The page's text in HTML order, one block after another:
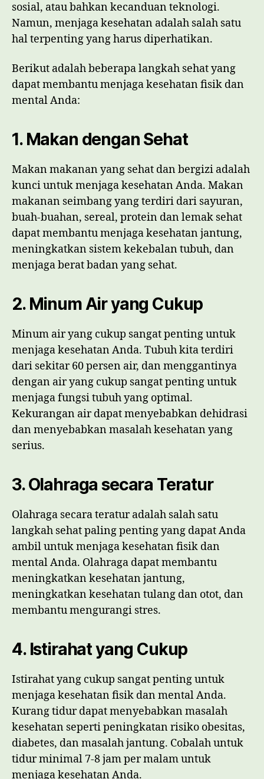
sosial, atau bahkan kecanduan teknologi.
Namun, menjaga kesehatan adalah salah satu
hal terpenting yang harus diperhatikan.
Berikut adalah beberapa langkah sehat yang
dapat membantu menjaga kesehatan fisik dan
mental Anda:
1. Makan dengan Sehat
Makan makanan yang sehat dan bergizi adalah
kunci untuk menjaga kesehatan Anda. Makan
makanan seimbang yang terdiri dari sayuran,
buah-buahan, sereal, protein dan lemak sehat
dapat membantu menjaga kesehatan jantung,
meningkatkan sistem kekebalan tubuh, dan
menjaga berat badan yang sehat.
2. Minum Air yang Cukup
Minum air yang cukup sangat penting untuk
menjaga kesehatan Anda. Tubuh kita terdiri
dari sekitar 60 persen air, dan menggantinya
dengan air yang cukup sangat penting untuk
menjaga fungsi tubuh yang optimal.
Kekurangan air dapat menyebabkan dehidrasi
dan menyebabkan masalah kesehatan yang
serius.
3. Olahraga secara Teratur
Olahraga secara teratur adalah salah satu
langkah sehat paling penting yang dapat Anda
ambil untuk menjaga kesehatan fisik dan
mental Anda. Olahraga dapat membantu
meningkatkan kesehatan jantung,
meningkatkan kesehatan tulang dan otot, dan
membantu mengurangi stres.
4. Istirahat yang Cukup
Istirahat yang cukup sangat penting untuk
menjaga kesehatan fisik dan mental Anda.
Kurang tidur dapat menyebabkan masalah
kesehatan seperti peningkatan risiko obesitas,
diabetes, dan masalah jantung. Cobalah untuk
tidur minimal 7-8 jam per malam untuk
menjaga kesehatan Anda.